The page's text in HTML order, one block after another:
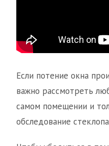
Если потение окна
важно рассмотреть
самом помещении и
обследование